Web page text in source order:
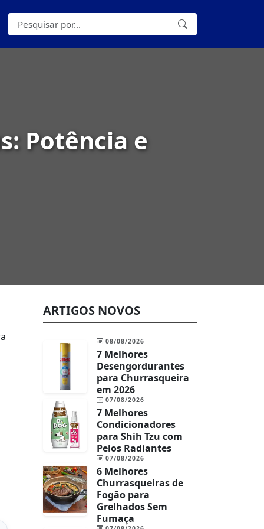
Potência e
ARTIGOS NOVOS
08/08/2026
7 Melhores
Desengordurantes
para Churrasqueira
em 2026
07/08/2026
7 Melhores
Condicionadores
para Shih Tzu com
Pelos Radiantes
07/08/2026
6 Melhores
Churrasqueiras de
Fogão para
Grelhados Sem
Fumaça